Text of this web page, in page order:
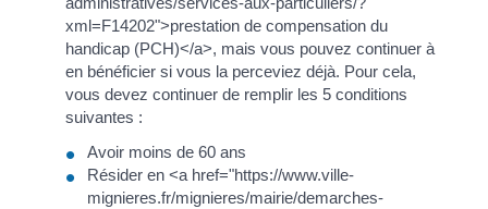
xml=F14202">prestation de compensation du
handicap (PCH)</a>, mais vous pouvez continuer à
en bénéficier si vous la perceviez déjà. Pour cela,
vous devez continuer de remplir les 5 conditions
suivantes :
Avoir moins de 60 ans
Résider en <a href="https://www.ville-
mignieres.fr/mignieres/mairie/demarches-